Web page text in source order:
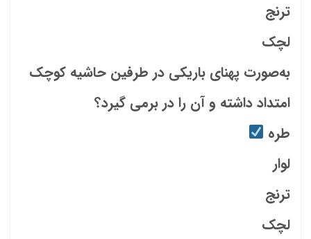
ترنج
لچک
به‌صورت پهنای باریکی در طرفین حاشیه کوچک
امتداد داشته و آن را در برمی گیرد؟
طره
لوار
ترنج
لچک